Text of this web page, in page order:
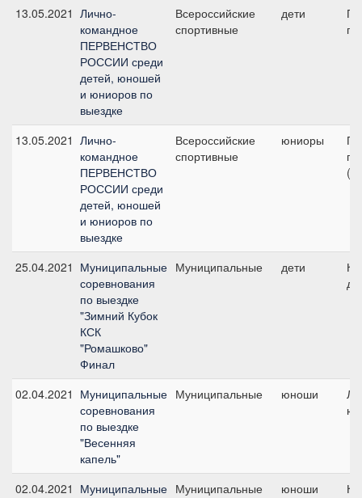
13.05.2021 Лично-
командное
ПЕРВЕНСТВО
РОССИИ среди
детей, юношей
и юниоров по
выездке
Всероссийские
спортивные
дети
13.05.2021 Лично-
командное
ПЕРВЕНСТВО
РОССИИ среди
детей, юношей
и юниоров по
выездке
Всероссийские
спортивные
юниоры
25.04.2021 Муниципальные
соревнования
по выездке
"Зимний Кубок
КСК
"Ромашково"
Финал
Муниципальные дети
02.04.2021 Муниципальные
соревнования
по выездке
"Весенняя
капель"
Муниципальные юноши
02.04.2021 Муниципальные Муниципальные юноши